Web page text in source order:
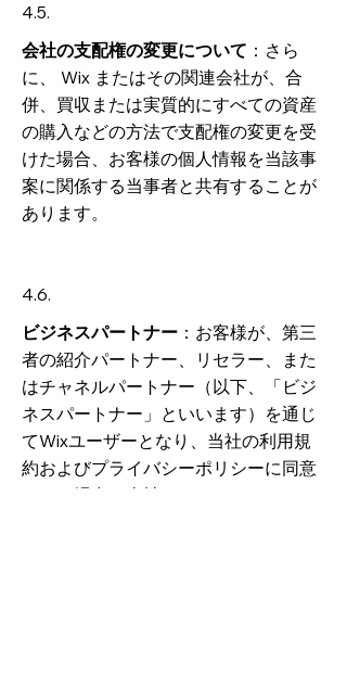
4.5.
会社の支配権の変更について ：さら
に、 Wix またはその関連会社が、合
併、買収または実質的にすべての資産
の購入などの方法で支配権の変更を受
けた場合、お客様の個人情報を当該事
案に関係する当事者と共有することが
あります。
4.6.
ビジネスパートナー ：お客様が、第三
者の紹介パートナー、リセラー、また
はチャネルパートナー（以下、「ビジ
ネスパートナー」といいます）を通じ
てWixユーザーとなり、当社の利用規
約およびプライバシーポリシーに同意
された場合、当社は、パートナーシッ